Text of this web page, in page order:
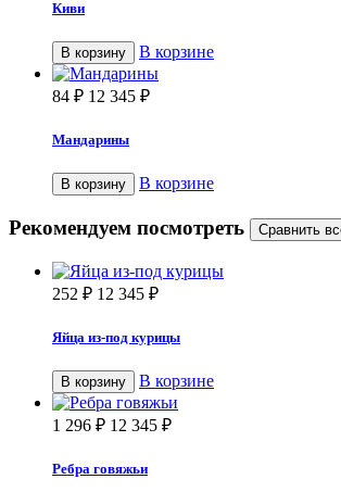
Киви
В корзину В корзине
84 ₽ 12 345 ₽
Мандарины
В корзину В корзине
Рекомендуем посмотреть
252 ₽ 12 345 ₽
Яйца из-под курицы
В корзину В корзине
1 296 ₽ 12 345 ₽
Ребра говяжьи